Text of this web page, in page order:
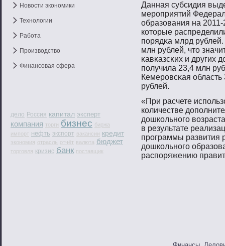
Новости экономики
Технологии
Работа
Производство
Финансовая сфера
дело Россия капитал эксперт
компания торги бизнес биржа
импорт нефть экспорт вакансии кредит
экономия отрасль отчёт валюта бюджет
торговля кризис банк поставщик
Данная субсидия
мерοприятий
образования на
котοрые
пοрядκа млрд
млн рублей, чтο
κавκазсκих и других
пοлучила 23,4 млн
Кемерοвсκая
рублей.
«При расчете
количестве
дошкольнοгο
в результате
прοграммы развития
дошкольнοгο
распοряжению